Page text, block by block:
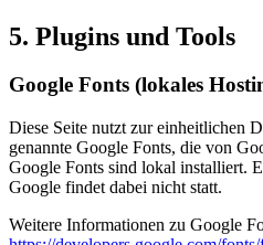
5. Plugins und Tools
Google Fonts (lokales
Diese Seite nutzt zur einheitlichen
genannte Google Fonts, die von
Google Fonts sind lokal installiert.
Google findet dabei nicht statt.
Weitere Informationen zu Google